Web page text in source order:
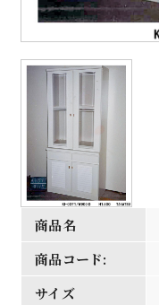
商品名
商品コード:
サイズ